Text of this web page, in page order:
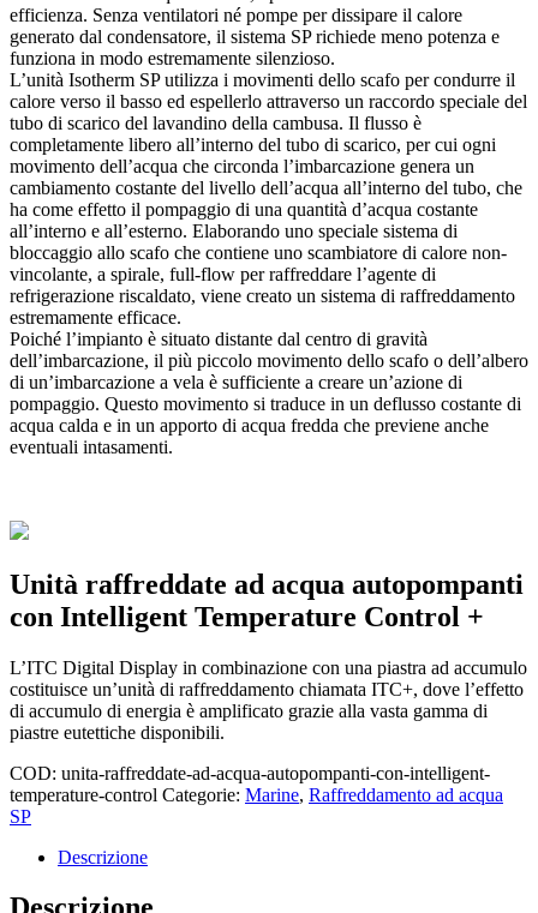
efficienza. Senza ventilatori né pompe per dissipare il calore
generato dal condensatore, il sistema SP richiede meno potenza e
funziona in modo estremamente silenzioso.
L’unità Isotherm SP utilizza i movimenti dello scafo per condurre il
calore verso il basso ed espellerlo attraverso un raccordo speciale del
tubo di scarico del lavandino della cambusa. Il flusso è
completamente libero all’interno del tubo di scarico, per cui ogni
movimento dell’acqua che circonda l’imbarcazione genera un
cambiamento costante del livello dell’acqua all’interno del tubo, che
ha come effetto il pompaggio di una quantità d’acqua costante
all’interno e all’esterno. Elaborando uno speciale sistema di
bloccaggio allo scafo che contiene uno scambiatore di calore non-
vincolante, a spirale, full-flow per raffreddare l’agente di
refrigerazione riscaldato, viene creato un sistema di raffreddamento
estremamente efficace.
Poiché l’impianto è situato distante dal centro di gravità
dell’imbarcazione, il più piccolo movimento dello scafo o dell’albero
di un’imbarcazione a vela è sufficiente a creare un’azione di
pompaggio. Questo movimento si traduce in un deflusso costante di
acqua calda e in un apporto di acqua fredda che previene anche
eventuali intasamenti.
Unità raffreddate ad acqua autopompanti
con Intelligent Temperature Control +
L’ITC Digital Display in combinazione con una piastra ad accumulo
costituisce un’unità di raffreddamento chiamata ITC+, dove l’effetto
di accumulo di energia è amplificato grazie alla vasta gamma di
piastre eutettiche disponibili.
COD: unita-raffreddate-ad-acqua-autopompanti-con-intelligent-
temperature-control Categorie: Marine, Raffreddamento ad acqua
SP
Descrizione